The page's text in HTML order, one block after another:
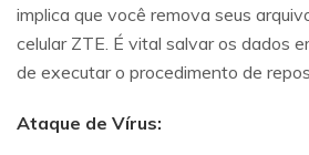
implica que você remova seus
celular ZTE. É vital salvar os dados
de executar o procedimento de
Ataque de Vírus: